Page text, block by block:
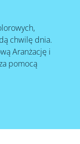
chwilę dnia.
Aranżację i
pomocą